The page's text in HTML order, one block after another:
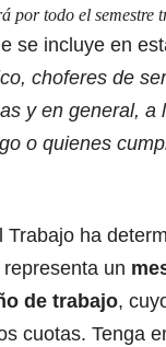
por todo el
se incluye en
choferes de
y en general,
o quienes
ha
un
de trabajo,
cuotas. Tenga